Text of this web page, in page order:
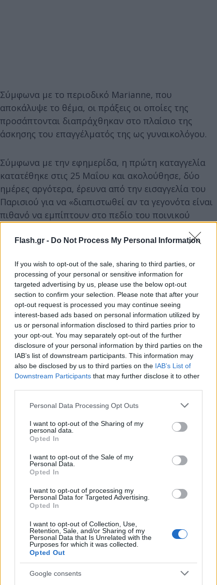
Flash.gr - Do Not Process My Personal Information
If you wish to opt-out of the sale, sharing to third parties, or
processing of your personal or sensitive information for
targeted advertising by us, please use the below opt-out
section to confirm your selection. Please note that after your
opt-out request is processed you may continue seeing
interest-based ads based on personal information utilized by
us or personal information disclosed to third parties prior to
your opt-out. You may separately opt-out of the further
disclosure of your personal information by third parties on the
IAB’s list of downstream participants. This information may
also be disclosed by us to third parties on the IAB’s List of
Downstream Participants that may further disclose it to other
Please note that this website/app uses one or more Google
not limited to your visit or usage behaviour. You may click to
grant or deny consent to Google and its third-party tags to
use your data for below specified purposes in below Google
consent section.
Personal Data Processing Opt Outs
I want to opt-out of the Sharing of my
personal data.
Opted In
I want to opt-out of the Sale of my
Personal Data.
Opted In
I want to opt-out of processing my
Personal Data for Targeted Advertising.
Opted In
I want to opt-out of Collection, Use,
Retention, Sale, and/or Sharing of my
Personal Data that Is Unrelated with the
Purposes for which it was collected.
Opted Out
Google consents
Σύμφωνα με το περιοδικό Marianne, που
αποκάλυψε το θέμα, οι πράξεις οι οποίες της
προσάπτονται διαπράχθηκαν στο πλαίσιο της
άσκησης του επαγγέλματός της ως γυναικολόγου.
Σύμφωνα με την εφημερίδα, η πρώτη καταγγελία
κατατέθηκε στις 25 Μαΐου και ακολούθησε, δύο
ημέρες αργότερα, έρευνα από την εισαγγελία του
Παρισιού για να «διαπιστωθεί αν τα γεγονότα είναι
πιθανό να εμπίπτουν στο πεδίο του ποινικού
Μια δεύτερη καταγγελία κατατέθηκε την Πέμπτη 16
Ιουνίου. Σύμφωνα με πηγή με γνώση του φακέλου